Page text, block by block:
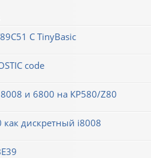
C TinyBasic
code
и 6800 на КР580/Z80
дискретный i8008